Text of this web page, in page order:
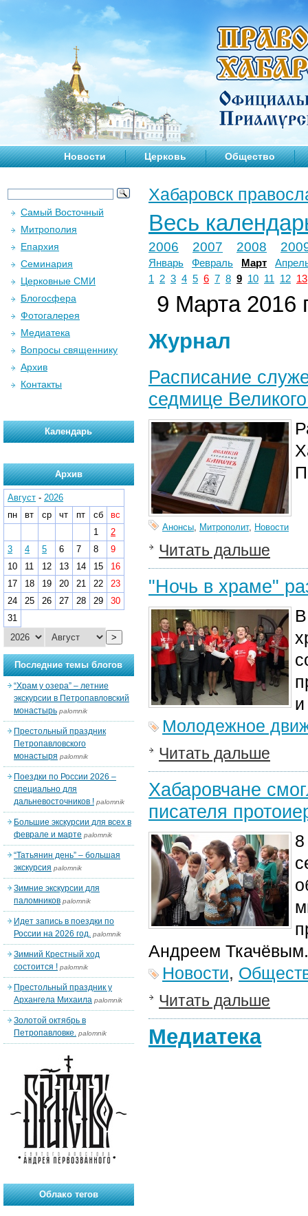
Новости Церковь Общество
Хабаровск
Весь
2006 2007 2008
Январь Февраль Март
1
2 3 4 5 6 7 8 9 10 11 12 13
9 Марта 2016
Журнал
Расписание
седмице
Анонсы, Митрополит, Новости
Читать дальше
"Ночь в храме"
Молодежное
Читать дальше
Хабаровчане
писателя
Андреем Ткачёвым.
Новости,
Читать дальше
Медиатека
Самый Восточный
Митрополия
Епархия
Семинария
Церковные СМИ
Блогосфера
Фотогалерея
Медиатека
Вопросы священнику
Архив
Контакты
Календарь
Архив
Август - 2026
пн
вт ср чт пт сб
вс
1
2
3
4 5 6 7 8
9
10
11 12 13 14 15
16
17
18 19 20 21 22
23
24
25 26 27 28 29
30
31
>
Последние темы блогов
“Храм у озера” – летние
экскурсии в Петропавловский
монастырь palomnik
Престольный праздник
Петропавловского
монастыря palomnik
Поездки по России 2026 –
специально для
дальневосточников ! palomnik
Большие экскурсии для всех в
феврале и марте palomnik
“Татьянин день” – большая
экскурсия palomnik
Зимние экскурсии для
паломников palomnik
Идет запись в поездки по
России на 2026 год. palomnik
Зимний Крестный ход
состоится ! palomnik
Престольный праздник у
Архангела Михаила palomnik
Золотой октябрь в
Петропавловке. palomnik
Облако тегов